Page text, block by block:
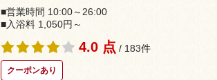
■営業時間 10:00～26:00
■入浴料 1,050円～
4.0 点 / 183件
クーポンあり